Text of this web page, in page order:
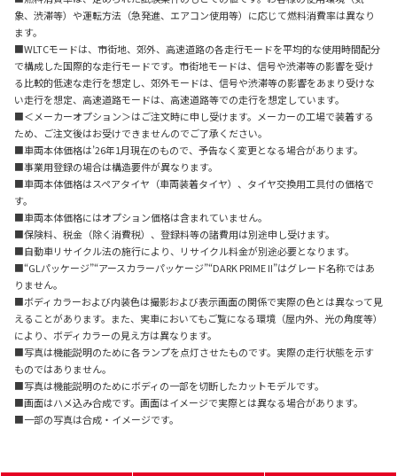
象、渋滞等）や運転方法（急発進、エアコン使用等）に応じて燃料消費率は異なり
ます。
■WLTCモードは、市街地、郊外、高速道路の各走行モードを平均的な使用時間配分
で構成した国際的な走行モードです。市街地モードは、信号や渋滞等の影響を受け
る比較的低速な走行を想定し、郊外モードは、信号や渋滞等の影響をあまり受けな
い走行を想定、高速道路モードは、高速道路等での走行を想定しています。
■＜メーカーオプション＞はご注文時に申し受けます。メーカーの工場で装着する
ため、ご注文後はお受けできませんのでご了承ください。
■車両本体価格は’26年1月現在のもので、予告なく変更となる場合があります。
■事業用登録の場合は構造要件が異なります。
■車両本体価格はスペアタイヤ（車両装着タイヤ）、タイヤ交換用工具付の価格で
す。
■車両本体価格にはオプション価格は含まれていません。
■保険料、税金（除く消費税）、登録料等の諸費用は別途申し受けます。
■自動車リサイクル法の施行により、リサイクル料金が別途必要となります。
■“GLパッケージ”“アースカラーパッケージ”“DARK PRIME II”はグレード名称ではあ
りません。
■ボディカラーおよび内装色は撮影および表示画面の関係で実際の色とは異なって見
えることがあります。また、実車においてもご覧になる環境（屋内外、光の角度等）
により、ボディカラーの見え方は異なります。
■写真は機能説明のために各ランプを点灯させたものです。実際の走行状態を示す
ものではありません。
■写真は機能説明のためにボディの一部を切断したカットモデルです。
■画面はハメ込み合成です。 画面はイメージで実際とは異なる場合があります。
■一部の写真は合成・イメージです。